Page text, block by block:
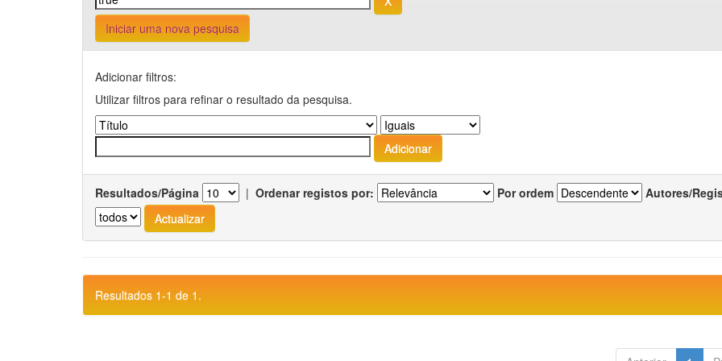
Iniciar uma nova pesquisa
Adicionar filtros:
Utilizar filtros para refinar o resultado da pesquisa.
Resultados/Página | Ordenar registos por: Por ordem Autores/
Resultados 1-1 de 1.